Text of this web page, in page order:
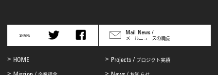
SHARE Mail News /
メールニュースの購読
HOME
Projects / プロジクト実績